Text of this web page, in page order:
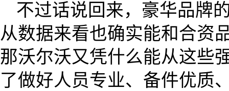
不过话说回来，豪华品牌
从数据来看也确实能和合资
那沃尔沃又凭什么能从这些
了做好人员专业、备件优质